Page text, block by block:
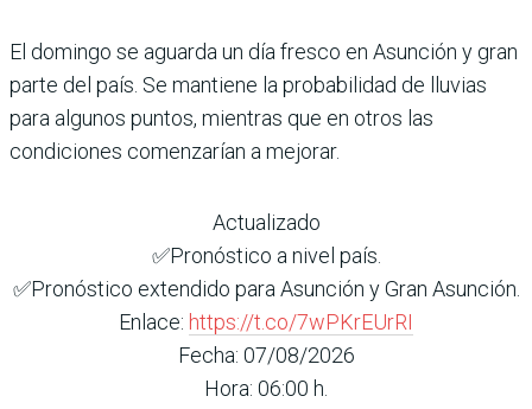
El domingo se aguarda un día fresco en Asunción y gran
parte del país. Se mantiene la probabilidad de lluvias
para algunos puntos, mientras que en otros las
condiciones comenzarían a mejorar.
Actualizado
✅Pronóstico a nivel país.
✅Pronóstico extendido para Asunción y Gran Asunción.
Enlace: https://t.co/7wPKrEUrRI
Fecha: 07/08/2026
Hora: 06:00 h.